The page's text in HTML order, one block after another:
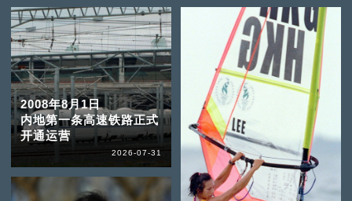
2008年8月1日
内地第一条高速铁路正式
开通运营
2026-07-31